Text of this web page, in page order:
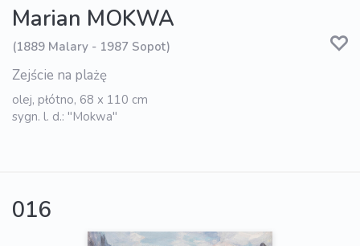
Marian MOKWA
(1889 Malary - 1987 Sopot)
Zejście na plażę
olej, płótno, 68 x 110 cm
sygn. l. d.: "Mokwa"
016